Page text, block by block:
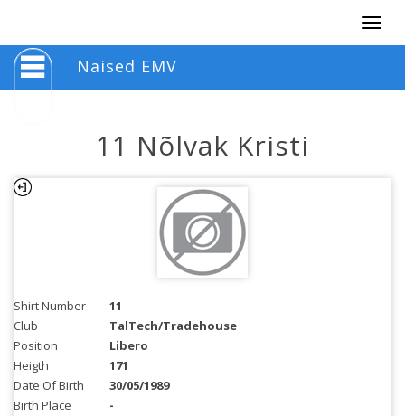
Naised EMV
11 Nõlvak Kristi
Shirt Number
11
Club
TalTech/Tradehouse
Position
Libero
Heigth
171
Date Of Birth
30/05/1989
Birth Place
-